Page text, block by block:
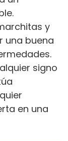
y
una buena
signo
en una